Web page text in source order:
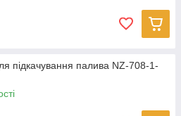
підкачування палива NZ-708-1-